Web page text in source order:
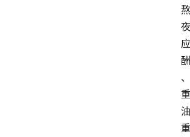
熬
夜
应
酬
、
重
油
重